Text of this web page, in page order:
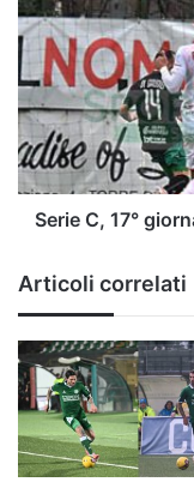
C,
17°
giornata
gir.
C
–
Il
programma
completo
Serie C, 17°
Articoli correlati